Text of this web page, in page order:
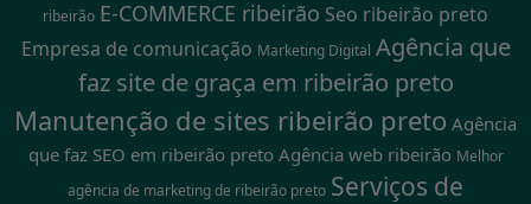
ribeirão E-COMMERCE ribeirão Seo ribeirão preto
Empresa de comunicação Marketing Digital Agência que
faz site de graça em ribeirão preto
Manutenção de sites ribeirão preto Agência
que faz SEO em ribeirão preto Agência web ribeirão Melhor
agência de marketing de ribeirão preto Serviços de